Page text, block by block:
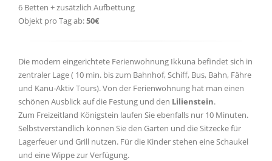
6 Betten + zusätzlich Aufbettung
Objekt pro Tag ab:50€
Die modern eingerichtete Ferienwohnung Ikkuna befindet sich in
zentraler Lage ( 10 min. bis zum Bahnhof, Schiff, Bus, Bahn, Fähre
und Kanu-Aktiv Tours). Von der Ferienwohnung hat man einen
schönen Ausblick auf die Festung und den Lilienstein.
Zum Freizeitland Königstein laufen Sie ebenfalls nur 10 Minuten.
Selbstverständlich können Sie den Garten und die Sitzecke für
Lagerfeuer und Grill nutzen. Für die Kinder stehen eine Schaukel
und eine Wippe zur Verfügung.